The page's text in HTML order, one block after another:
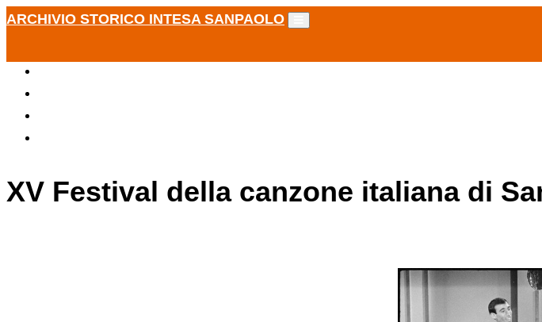
ARCHIVIO STORICO INTESA SANPAOLO
XV Festival della canzone italiana di